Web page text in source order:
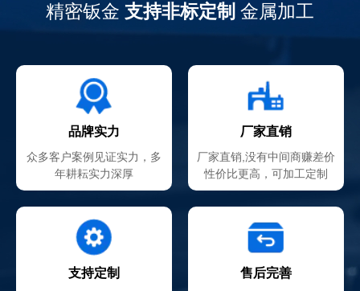
精密钣金 支持非标定制 金属加工
品牌实力
众多客户案例见证实力，多
年耕耘实力深厚
厂家直销
厂家直销,没有中间商赚差价
性价比更高，可加工定制
支持定制 售后完善